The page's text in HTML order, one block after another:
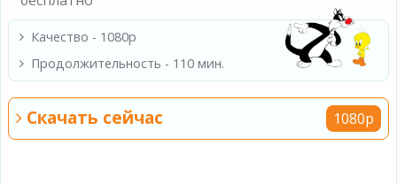
Качество - 1080p
Продолжительность - 110 мин.
Скачать сейчас 1080p